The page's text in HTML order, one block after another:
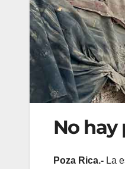
No hay
Poza Rica.- La